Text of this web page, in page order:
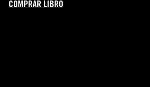
COMPRAR LIBRO